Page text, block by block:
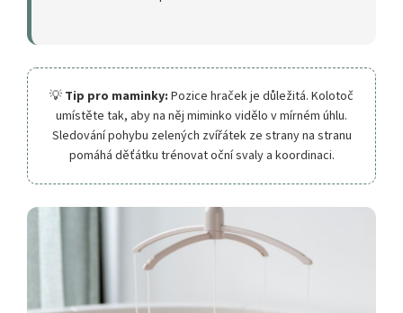
💡 Tip pro maminky: Pozice hraček je důležitá. Kolotoč
umístěte tak, aby na něj miminko vidělo v mírném úhlu.
Sledování pohybu zelených zvířátek ze strany na stranu
pomáhá děťátku trénovat oční svaly a koordinaci.